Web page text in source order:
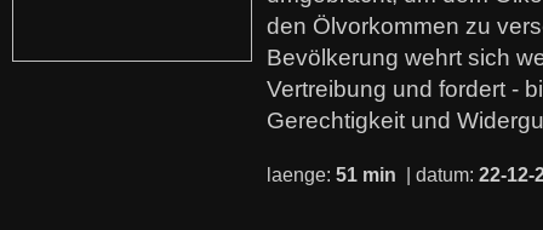
den Ölvorkommen zu
Bevölkerung wehrt sich
Vertreibung und fordert -
Gerechtigkeit und
laenge: 51 min | datum: 22-12-